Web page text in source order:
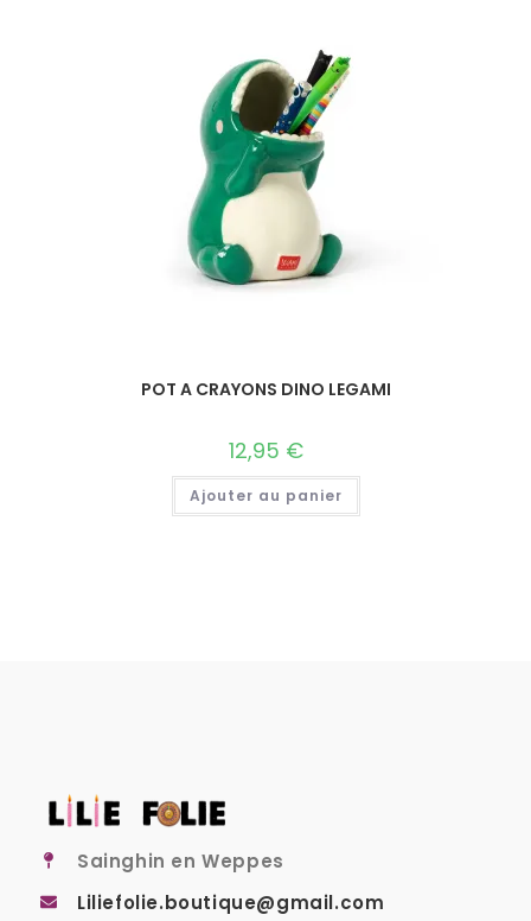
POT A CRAYONS DINO LEGAMI
12,95 €
Ajouter au panier
Sainghin en Weppes
Liliefolie.boutique@gmail.com